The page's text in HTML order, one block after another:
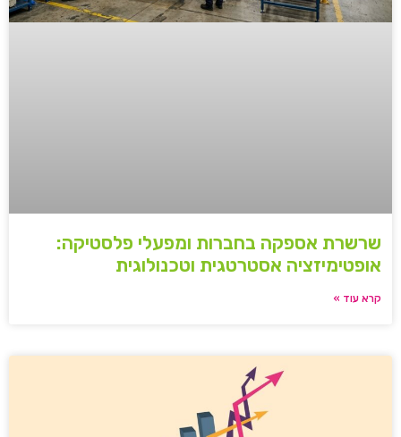
שרשרת אספקה בחברות ומפעלי פלסטיקה:
אופטימיזציה אסטרטגית וטכנולוגית
קרא עוד »